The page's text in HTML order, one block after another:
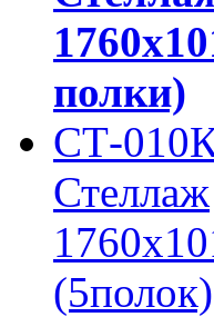
полки)
СТ-
Стеллаж
(5полок)